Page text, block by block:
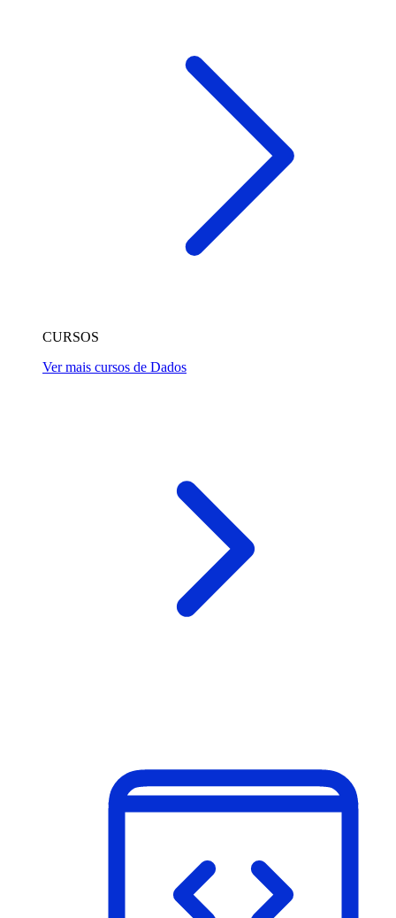
CURSOS
Ver mais cursos de Dados